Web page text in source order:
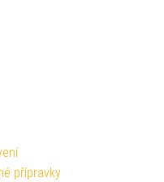
přípravky